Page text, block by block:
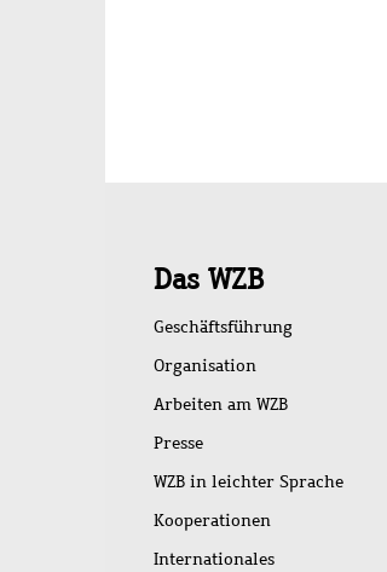
Schnellzugriff
Das WZB
Geschäftsführung
Organisation
Arbeiten am WZB
Presse
WZB in leichter Sprache
Kooperationen
Internationales